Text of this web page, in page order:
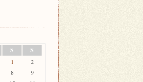
S S
1
2
8
9